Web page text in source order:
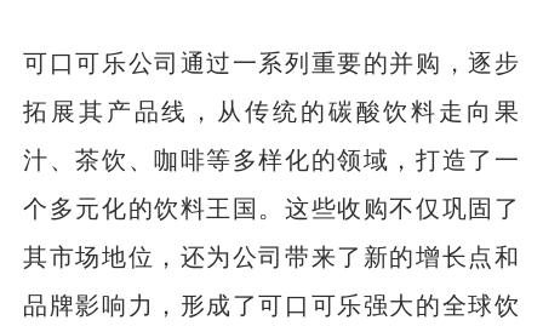
可口可乐公司通过一系列重要的并购，逐步
拓展其产品线，从传统的碳酸饮料走向果
汁、茶饮、咖啡等多样化的领域，打造了一
个多元化的饮料王国。这些收购不仅巩固了
其市场地位，还为公司带来了新的增长点和
品牌影响力，形成了可口可乐强大的全球饮